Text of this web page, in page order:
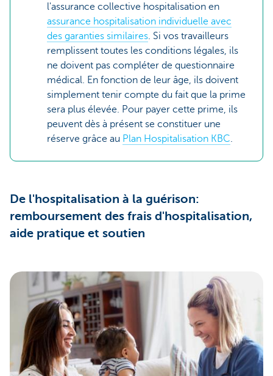
l'assurance collective hospitalisation en
assurance hospitalisation individuelle avec
des garanties similaires. Si vos travailleurs
remplissent toutes les conditions légales, ils
ne doivent pas compléter de questionnaire
médical. En fonction de leur âge, ils doivent
simplement tenir compte du fait que la prime
sera plus élevée. Pour payer cette prime, ils
peuvent dès à présent se constituer une
réserve grâce au Plan Hospitalisation KBC.
De l'hospitalisation à la guérison:
remboursement des frais d'hospitalisation,
aide pratique et soutien